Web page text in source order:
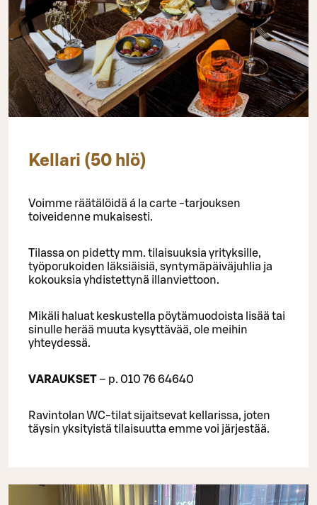
Kellari (50 hlö)
Voimme räätälöidä á la carte -tarjouksen
toiveidenne mukaisesti.
Tilassa on pidetty mm. tilaisuuksia yrityksille,
työporukoiden läksiäisiä, syntymäpäiväjuhlia ja
kokouksia yhdistettynä illanviettoon.
Mikäli haluat keskustella pöytämuodoista lisää tai
sinulle herää muuta kysyttävää, ole meihin
yhteydessä.
VARAUKSET – p. 010 76 64640
Ravintolan WC-tilat sijaitsevat kellarissa, joten
täysin yksityistä tilaisuutta emme voi järjestää.